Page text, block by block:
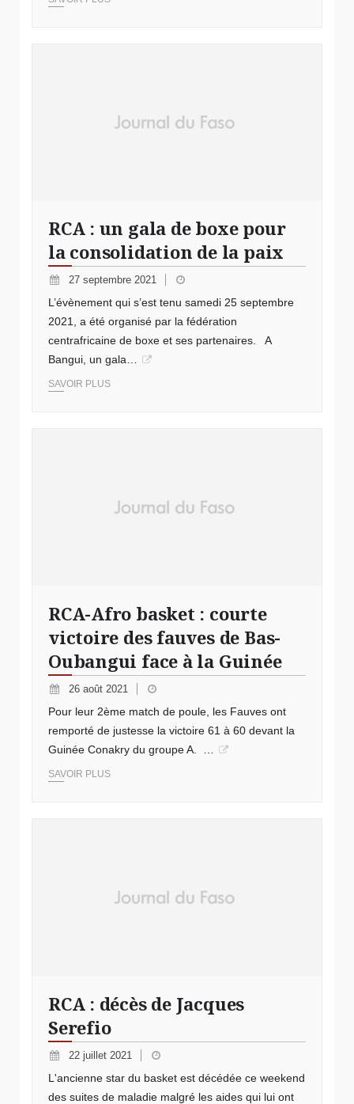
RCA : un gala de boxe pour
la consolidation de la paix
27 septembre 2021
L’évènement qui s’est tenu samedi 25 septembre
2021, a été organisé par la fédération
centrafricaine de boxe et ses partenaires. A
Bangui, un gala…
SAVOIR PLUS
RCA-Afro basket : courte
victoire des fauves de Bas-
Oubangui face à la Guinée
26 août 2021
Pour leur 2ème match de poule, les Fauves ont
remporté de justesse la victoire 61 à 60 devant la
Guinée Conakry du groupe A. …
SAVOIR PLUS
RCA : décès de Jacques
Serefio
22 juillet 2021
L'ancienne star du basket est décédée ce weekend
des suites de maladie malgré les aides qui lui ont